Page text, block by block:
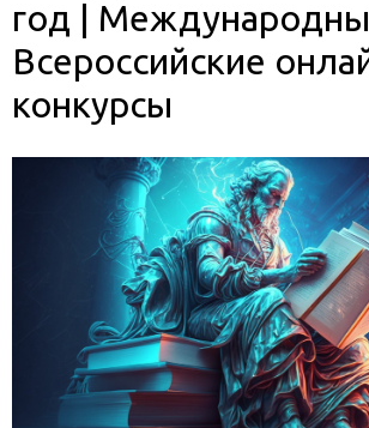
год |
Всероссийские
конкурсы